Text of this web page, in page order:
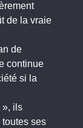
de la vraie
de
continue
si la
», ils
ses